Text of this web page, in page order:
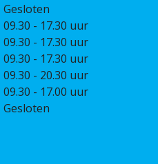
Gesloten
09.30 - 17.30 uur
09.30 - 17.30 uur
09.30 - 17.30 uur
09.30 - 20.30 uur
09.30 - 17.00 uur
Gesloten